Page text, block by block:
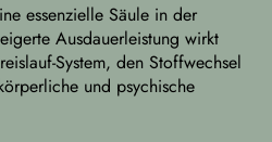
essenzielle Säule in der
Ausdauerleistung wirkt
System, den Stoffwechsel
und psychische